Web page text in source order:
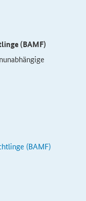
(BAMF)
(BAMF)